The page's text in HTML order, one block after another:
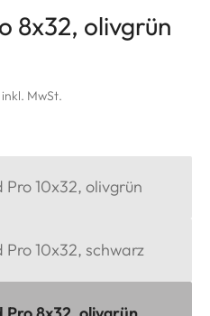
8x32, olivgrün
MwSt.
10x32, olivgrün
10x32, schwarz